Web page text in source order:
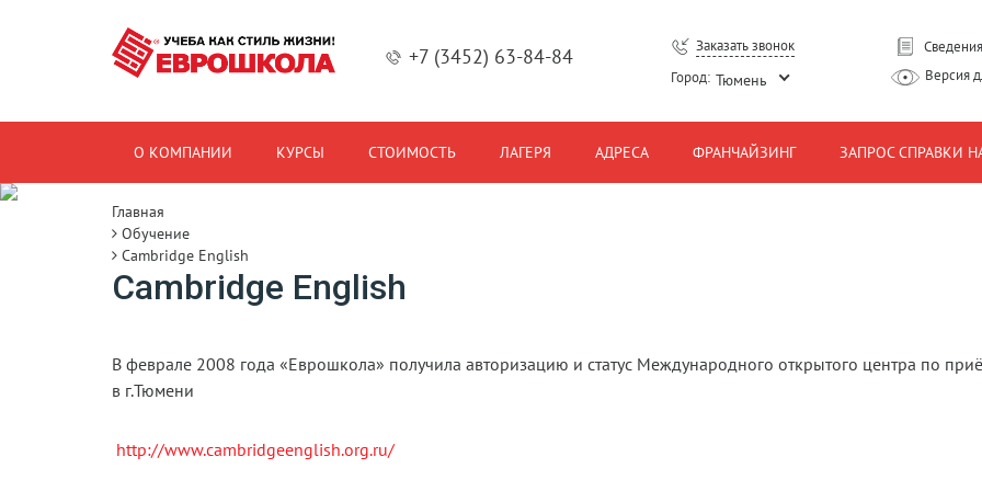
+7 (3452) 63-84-84
Заказать звонок
Город: Тюмень
Версия
О КОМПАНИИ КУРСЫ СТОИМОСТЬ ЛАГЕРЯ АДРЕСА ФРАНЧАЙЗИНГ ЗАПРОС СПРАВКИ
Главная
Обучение
Cambridge English
Cambridge English
В феврале 2008 года «Еврошкола» получила авторизацию и статус Международного открытого центра по
в г.Тюмени
http://www.cambridgeenglish.org.ru/